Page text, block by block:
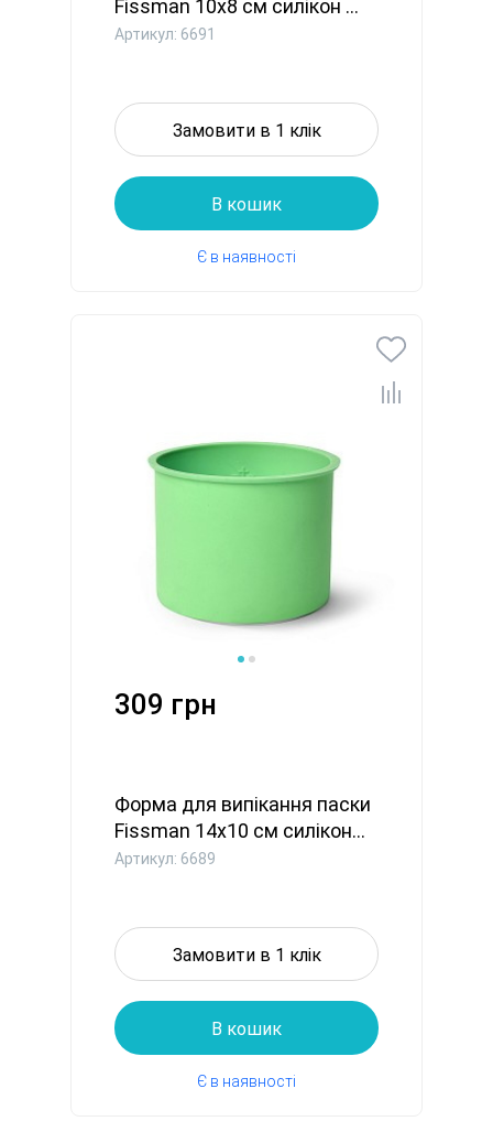
Fissman 10x8 см силікон ...
Артикул: 6691
Замовити в 1 клік
В кошик
Є в наявності
309 грн
Форма для випікання паски
Fissman 14x10 см силікон...
Артикул: 6689
Замовити в 1 клік
В кошик
Є в наявності